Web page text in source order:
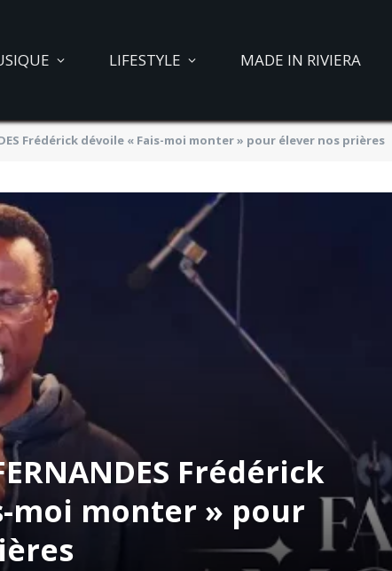
LIFESTYLE MADE IN RIVIERA
Frédérick dévoile « Fais-moi monter » pour élever nos prières
Frédérick
moi monter » pour